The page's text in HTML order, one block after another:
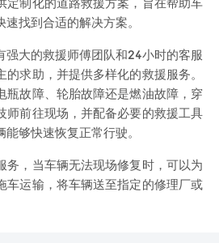
找到合适的解决方案。
强大的救援师傅团队和24小时的客服
求助，并提供多样化的救援服务。
瓶故障、轮胎故障还是燃油故障，穿
师前往现场，并配备必要的救援工具
够快速恢复正常行驶。
务，当车辆无法现场修复时，可以为
车运输，将车辆送至指定的修理厂或